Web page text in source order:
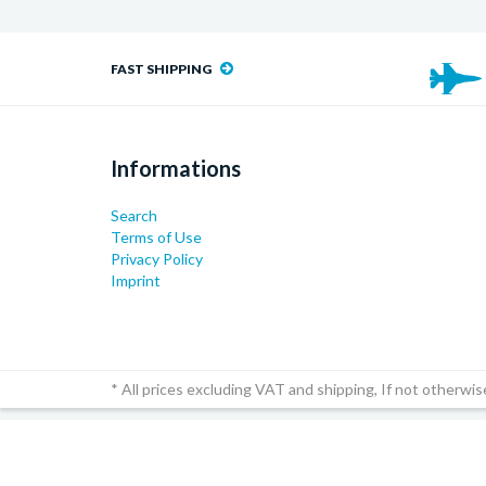
FAST SHIPPING
Informations
Search
Terms of Use
Privacy Policy
Imprint
* All prices excluding VAT and shipping, If not